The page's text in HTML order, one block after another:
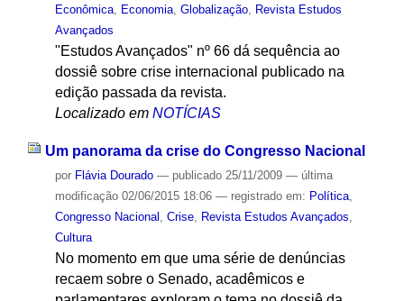
Econômica, Economia, Globalização, Revista Estudos
Avançados
"Estudos Avançados" nº 66 dá sequência ao
dossiê sobre crise internacional publicado na
edição passada da revista.
Localizado em NOTÍCIAS
Um panorama da crise do Congresso Nacional
por Flávia Dourado — publicado25/11/2009 — última
modificação02/06/2015 18:06 — registrado em: Política,
Congresso Nacional , Crise, Revista Estudos Avançados,
Cultura
No momento em que uma série de denúncias
recaem sobre o Senado, acadêmicos e